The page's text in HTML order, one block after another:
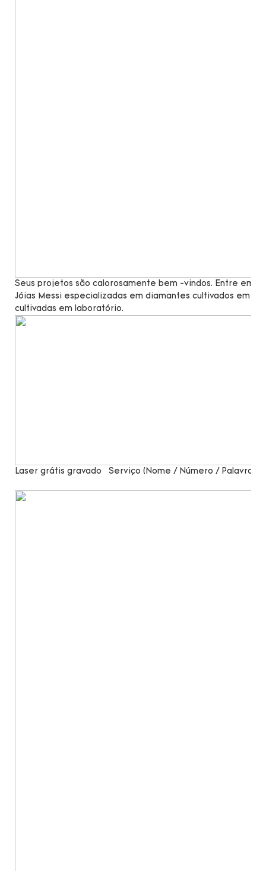
Seus projetos são calorosamente bem -vindos. Entre em
Jóias Messi especializadas em diamantes cultivados em
cultivadas em laboratório.
Laser grátis gravado Serviço (Nome / Número / Palavras)